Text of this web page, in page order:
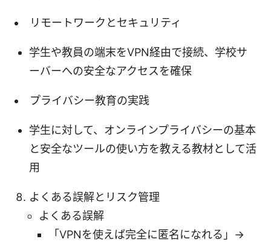
リモートワークとセキュリティ
学生や教員の端末をVPN経由で接続、学校サ
ーバーへの安全なアクセスを確保
プライバシー教育の実践
学生に対して、オンラインプライバシーの基本
と安全なツールの使い方を教える教材として活
用
よくある誤解とリスク管理
よくある誤解
「VPNを使えば完全に匿名になれる」→